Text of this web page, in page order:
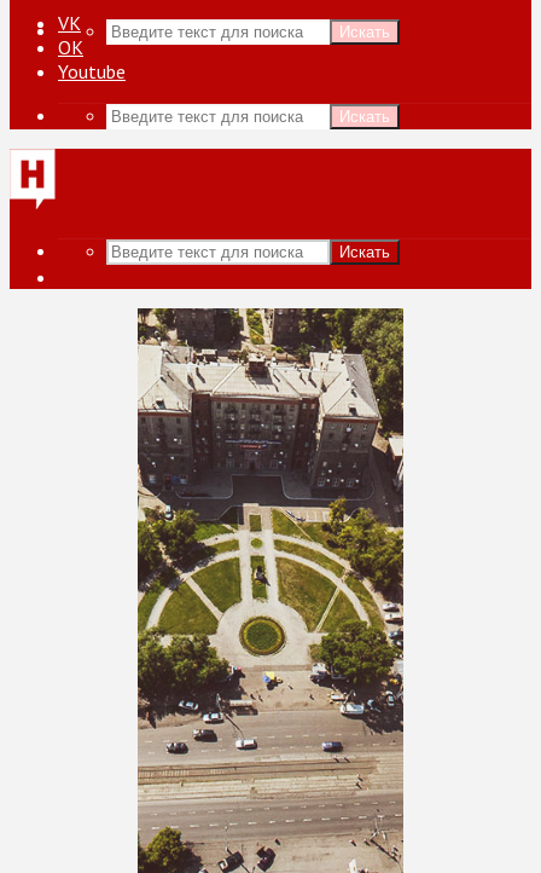
Искать
VK
ОК
Youtube
Искать
Искать